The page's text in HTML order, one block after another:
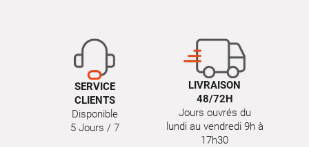
SERVICE
CLIENTS
Disponible
5 Jours / 7
LIVRAISON
48/72H
Jours ouvrés du
lundi au vendredi 9h à
17h30